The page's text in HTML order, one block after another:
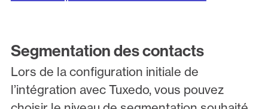
Segmentation des contacts
Lors de la configuration initiale de
l’intégration avec Tuxedo, vous pouvez